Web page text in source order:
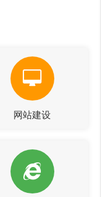
网站建设